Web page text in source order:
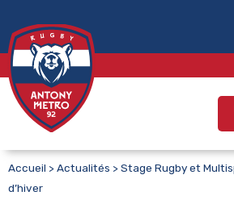
Accueil >Actualités >Stage Rugby et
d’hiver